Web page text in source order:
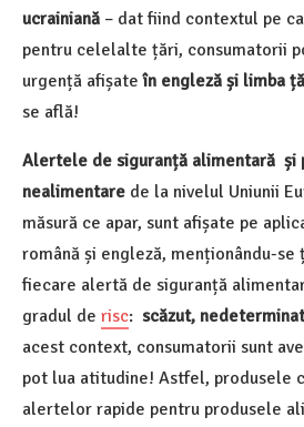
ucrainiană – dat fiind contextul pe
pentru celelalte țări, consumatorii
urgență afișate în engleză și limba
se află!
Alertele de siguranță alimentară și
nealimentare de la nivelul Uniunii
măsură ce apar, sunt afișate pe
română și engleză, menționându-
fiecare alertă de siguranță
gradul de risc: scăzut, nedeterminat
acest context, consumatorii sunt
pot lua atitudine! Astfel, produsele
alertelor rapide pentru produsele